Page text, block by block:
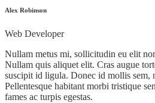
Alex Robinson
Web Developer
Nullam metus mi, sollicitudin eu elit
Nullam quis aliquet elit. Cras augue
suscipit id ligula. Donec id mollis sem,
Pellentesque habitant morbi tristique
fames ac turpis egestas.